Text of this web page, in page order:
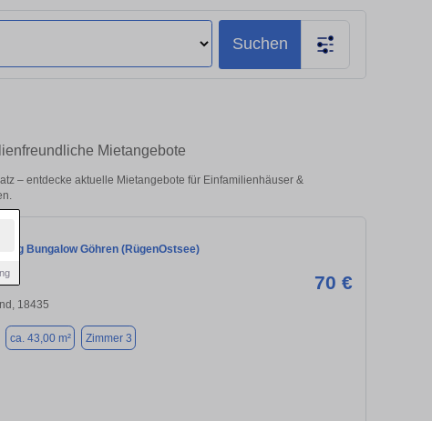
Suchen
Mietangebote
– entdecke aktuelle Mietangebote für Einfamilienhäuser &
Bungalow Göhren (RügenOstsee)
70 €
18435
ca. 43,00 m² Zimmer 3